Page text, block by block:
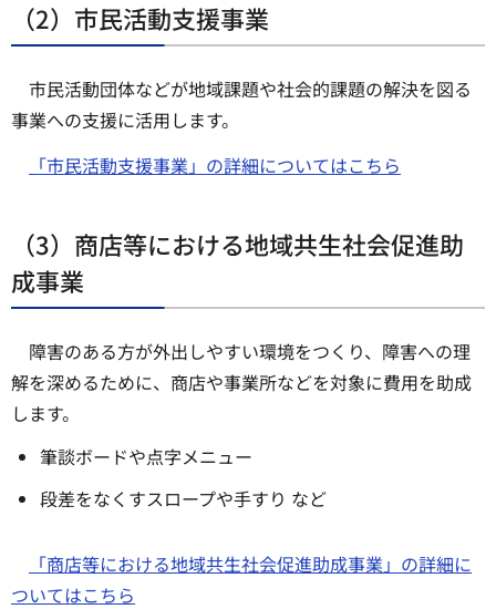
（2）市民活動支援事業
市民活動団体などが地域課題や社会的課題の解決を図る
事業への支援に活用します。
「市民活動支援事業」の詳細についてはこちら
（3）商店等における地域共生社会促進助
成事業
障害のある方が外出しやすい環境をつくり、障害への理
解を深めるために、商店や事業所などを対象に費用を助成
します。
筆談ボードや点字メニュー
段差をなくすスロープや手すり など
「商店等における地域共生社会促進助成事業」の詳細に
ついてはこちら